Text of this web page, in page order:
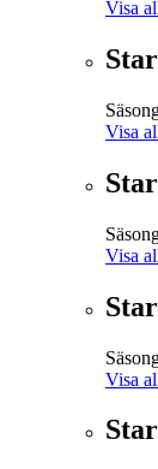
Visa
Visa
Visa
Visa